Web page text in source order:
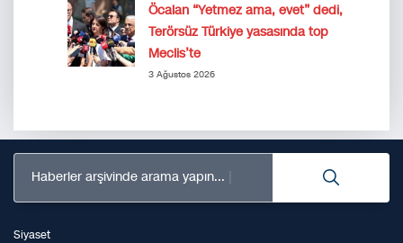
Öcalan “Yetmez ama, evet” dedi,
Terörsüz Türkiye yasasında top
Meclis’te
3 Ağustos 2026
Haberler arşivinde arama yapın...
Siyaset